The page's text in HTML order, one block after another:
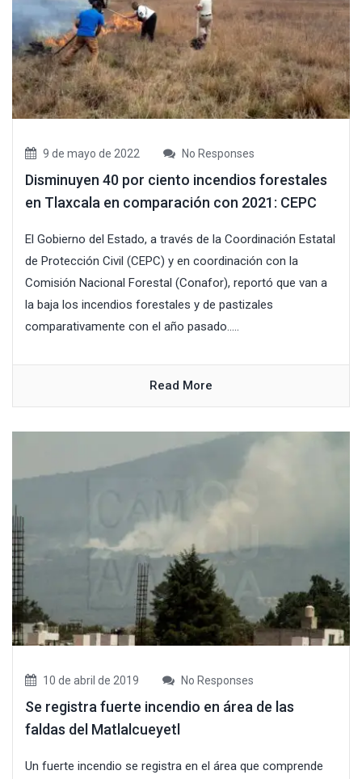
9 de mayo de 2022 No Responses
Disminuyen 40 por ciento incendios forestales
en Tlaxcala en comparación con 2021: CEPC
El Gobierno del Estado, a través de la Coordinación Estatal
de Protección Civil (CEPC) y en coordinación con la
Comisión Nacional Forestal (Conafor), reportó que van a
la baja los incendios forestales y de pastizales
comparativamente con el año pasado.....
Read More
10 de abril de 2019 No Responses
Se registra fuerte incendio en área de las
faldas del Matlalcueyetl
Un fuerte incendio se registra en el área que comprende